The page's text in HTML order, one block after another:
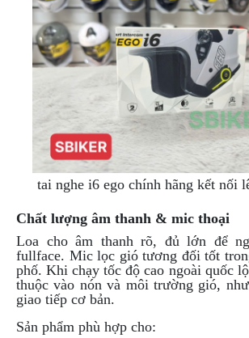
tai nghe i6 ego chính hãng kết nối
Chất lượng âm thanh & mic thoại
Loa cho âm thanh rõ, đủ lớn để
fullface. Mic lọc gió tương đối tốt
phố. Khi chạy tốc độ cao ngoài quốc
thuộc vào nón và môi trường gió,
giao tiếp cơ bản.
Sản phẩm phù hợp cho: